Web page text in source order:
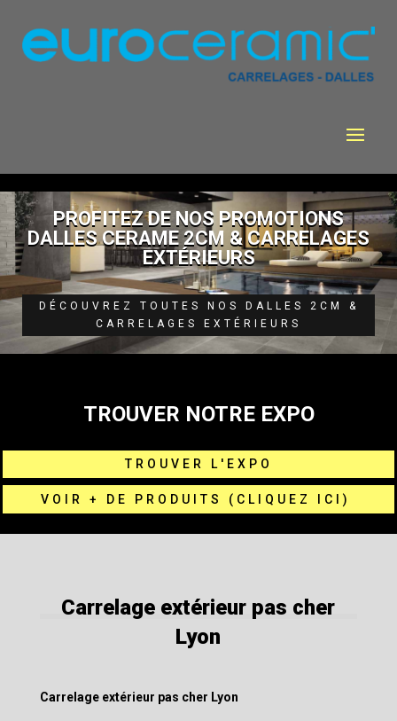
PROFITEZ DE NOS PROMOTIONS
DALLES CERAME 2CM & CARRELAGES
EXTÉRIEURS
DÉCOUVREZ TOUTES NOS DALLES 2CM &
CARRELAGES EXTÉRIEURS
TROUVER NOTRE EXPO
TROUVER L'EXPO
VOIR + DE PRODUITS (CLIQUEZ ICI)
Carrelage extérieur pas cher
Lyon
Carrelage extérieur pas cher Lyon